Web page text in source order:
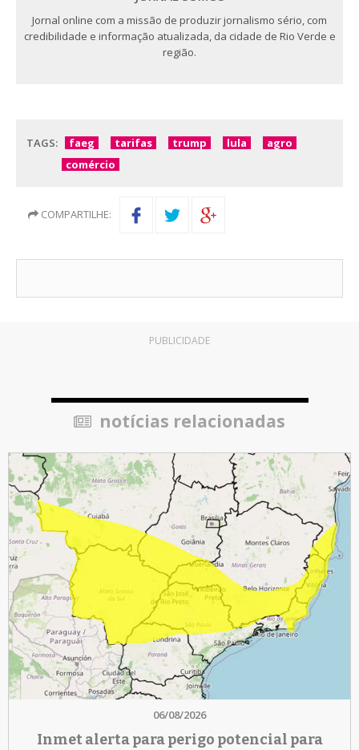
Jornal online com a missão de produzir jornalismo sério, com
credibilidade e informação atualizada, da cidade de Rio Verde e
região.
TAGS: faeg tarifas trump lula
agro
comércio
COMPARTILHE:
PUBLICIDADE
notícias relacionadas
06/08/2026
Inmet alerta para perigo potencial para